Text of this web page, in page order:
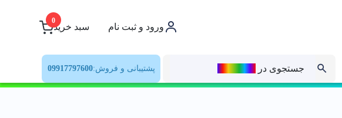
ورود و ثبت نام سبد خرید
0
جستجوی در پشتیبانی و فروش:09917797600